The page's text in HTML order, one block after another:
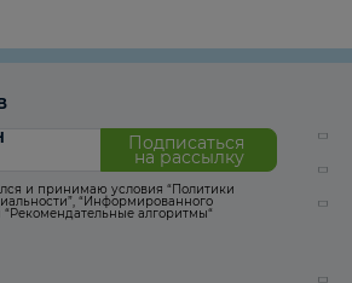
Подписаться
на рассылку
и принимаю условия “Политики
, “Информированного
“Рекомендательные алгоритмы“